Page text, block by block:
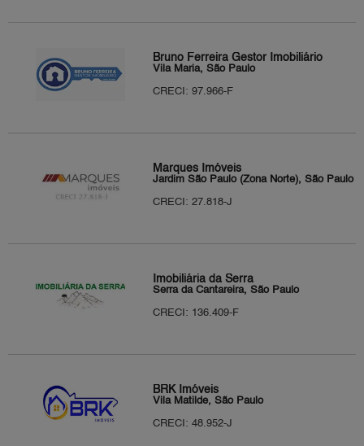
Bruno Ferreira Gestor Imobiliário
Vila Maria, São Paulo
CRECI: 97.966-F
Marques Imóveis
Jardim São Paulo (Zona Norte), São Paulo
CRECI: 27.818-J
Imobiliária da Serra
Serra da Cantareira, São Paulo
CRECI: 136.409-F
BRK Imóveis
Vila Matilde, São Paulo
CRECI: 48.952-J